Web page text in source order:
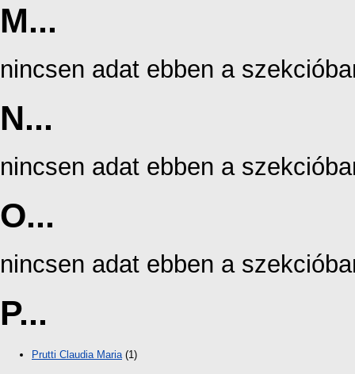
M...
nincsen adat ebben a
N...
nincsen adat ebben a
O...
nincsen adat ebben a
P...
Prutti Claudia Maria (1)